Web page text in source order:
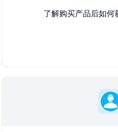
了解购买产品后如